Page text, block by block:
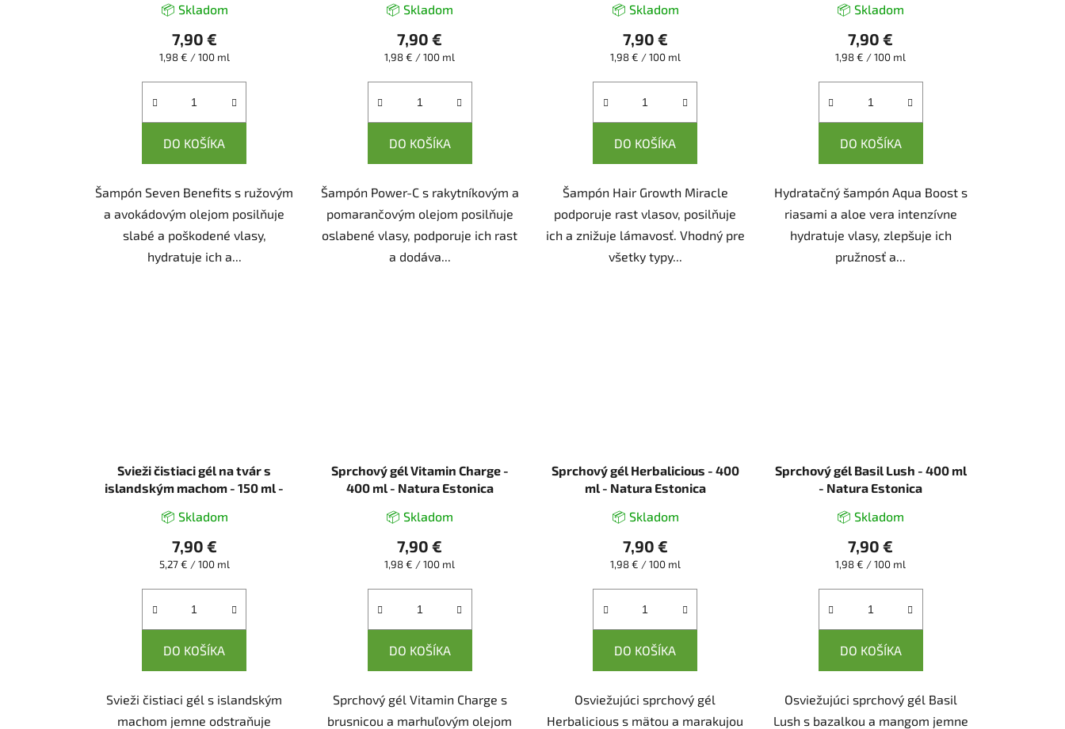
📦 Skladom
7,90 €
Jednotková
1,98 € / 100 ml
DO KOŠÍKA
Šampón Seven Benefits s ružovým
a avokádovým olejom posilňuje
slabé a poškodené vlasy,
hydratuje ich a...
📦 Skladom
7,90 €
Jednotková
1,98 € / 100 ml
DO KOŠÍKA
Šampón Power-C s rakytníkovým a
pomarančovým olejom posilňuje
oslabené vlasy, podporuje ich rast
a dodáva...
📦 Skladom
7,90 €
Jednotková
1,98 € / 100 ml
DO KOŠÍKA
Šampón Hair Growth Miracle
podporuje rast vlasov, posilňuje
ich a znižuje lámavosť. Vhodný pre
všetky typy...
📦 Skladom
7,90 €
Jednotková
1,98 € / 100 ml
DO KOŠÍKA
Hydratačný šampón Aqua Boost s
riasami a aloe vera intenzívne
hydratuje vlasy, zlepšuje ich
pružnosť a...
Svieži čistiaci gél na tvár s
islandským machom - 150 ml -
📦 Skladom
7,90 €
Jednotková
5,27 € / 100 ml
DO KOŠÍKA
Svieži čistiaci gél s islandským
machom jemne odstraňuje
Sprchový gél Vitamin Charge -
400 ml - Natura Estonica
📦 Skladom
7,90 €
Jednotková
1,98 € / 100 ml
DO KOŠÍKA
Sprchový gél Vitamin Charge s
brusnicou a marhuľovým olejom
Sprchový gél Herbalicious - 400
ml - Natura Estonica
📦 Skladom
7,90 €
Jednotková
1,98 € / 100 ml
DO KOŠÍKA
Osviežujúci sprchový gél
Herbalicious s mätou a marakujou
Sprchový gél Basil Lush - 400 ml
- Natura Estonica
📦 Skladom
7,90 €
Jednotková
1,98 € / 100 ml
DO KOŠÍKA
Osviežujúci sprchový gél Basil
Lush s bazalkou a mangom jemne